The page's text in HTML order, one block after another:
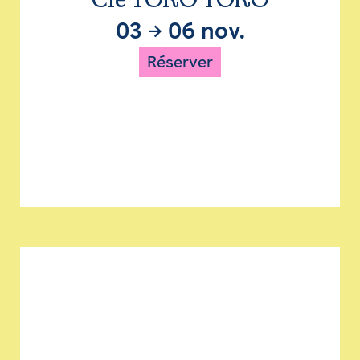
03 → 06 nov.
Réserver